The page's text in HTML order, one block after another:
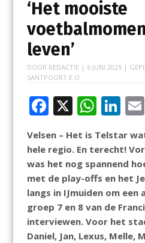
‘Het mooiste
leven’
DOOR REDACTIE | 6 JUNI 2025|
SANTPOORT E.O.
F
e
b
o
o
k
X W
h
at
s
A
p
p
Li
k
e
dI
n
Velsen – Het is Telstar
hele regio. En terecht!
was het nog spannend
met de play-offs en het
langs in IJmuiden om
groep 7 en 8 van de
interviewen. Voor het
Daniel, Jan, Lexus, Melle,